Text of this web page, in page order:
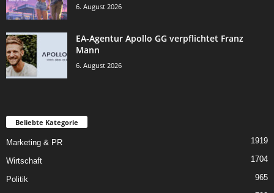
6. August 2026
EA-Agentur Apollo GG verpflichtet Franz
Mann
6. August 2026
Beliebte Kategorie
Marketing & PR 1919
Wirtschaft 1704
Politik
965